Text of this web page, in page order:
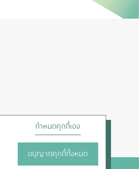
กำหนดคุกกี้เอง
อนุญาตคุกกี้ทั้งหมด